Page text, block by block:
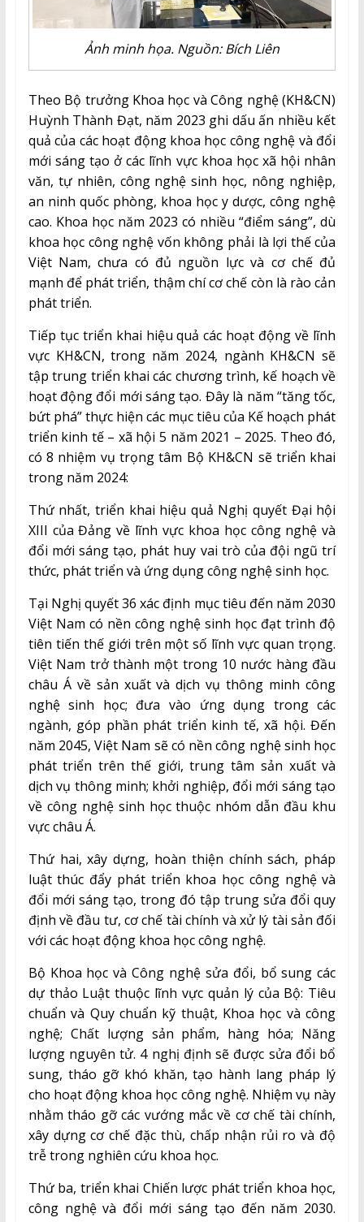
Ảnh minh họa. Nguồn: Bích Liên
Theo Bộ trưởng Khoa học và Công nghệ (KH&CN)
Huỳnh Thành Đạt, năm 2023 ghi dấu ấn nhiều kết
quả của các hoạt động khoa học công nghệ và đổi
mới sáng tạo ở các lĩnh vực khoa học xã hội nhân
văn, tự nhiên, công nghệ sinh học, nông nghiệp,
an ninh quốc phòng, khoa học y dược, công nghệ
cao. Khoa học năm 2023 có nhiều “điểm sáng”, dù
khoa học công nghệ vốn không phải là lợi thế của
Việt Nam, chưa có đủ nguồn lực và cơ chế đủ
mạnh để phát triển, thậm chí cơ chế còn là rào cản
phát triển.
Tiếp tục triển khai hiệu quả các hoạt động về lĩnh
vực KH&CN, trong năm 2024, ngành KH&CN sẽ
tập trung triển khai các chương trình, kế hoạch về
hoạt động đổi mới sáng tạo. Đây là năm “tăng tốc,
bứt phá” thực hiện các mục tiêu của Kế hoạch phát
triển kinh tế – xã hội 5 năm 2021 – 2025. Theo đó,
có 8 nhiệm vụ trọng tâm Bộ KH&CN sẽ triển khai
trong năm 2024:
Thứ nhất, triển khai hiệu quả Nghị quyết Đại hội
XIII của Đảng về lĩnh vực khoa học công nghệ và
đổi mới sáng tạo, phát huy vai trò của đội ngũ trí
thức, phát triển và ứng dụng công nghệ sinh học.
Tại Nghị quyết 36 xác định mục tiêu đến năm 2030
Việt Nam có nền công nghệ sinh học đạt trình độ
tiên tiến thế giới trên một số lĩnh vực quan trọng.
Việt Nam trở thành một trong 10 nước hàng đầu
châu Á về sản xuất và dịch vụ thông minh công
nghệ sinh học; đưa vào ứng dụng trong các
ngành, góp phần phát triển kinh tế, xã hội. Đến
năm 2045, Việt Nam sẽ có nền công nghệ sinh học
phát triển trên thế giới, trung tâm sản xuất và
dịch vụ thông minh; khởi nghiệp, đổi mới sáng tạo
về công nghệ sinh học thuộc nhóm dẫn đầu khu
vực châu Á.
Thứ hai, xây dựng, hoàn thiện chính sách, pháp
luật thúc đẩy phát triển khoa học công nghệ và
đổi mới sáng tạo, trong đó tập trung sửa đổi quy
định về đầu tư, cơ chế tài chính và xử lý tài sản đối
với các hoạt động khoa học công nghệ.
Bộ Khoa học và Công nghệ sửa đổi, bổ sung các
dự thảo Luật thuộc lĩnh vực quản lý của Bộ: Tiêu
chuẩn và Quy chuẩn kỹ thuật, Khoa học và công
nghệ; Chất lượng sản phẩm, hàng hóa; Năng
lượng nguyên tử. 4 nghị định sẽ được sửa đổi bổ
sung, tháo gỡ khó khăn, tạo hành lang pháp lý
cho hoạt động khoa học công nghệ. Nhiệm vụ này
nhằm tháo gỡ các vướng mắc về cơ chế tài chính,
xây dựng cơ chế đặc thù, chấp nhận rủi ro và độ
trễ trong nghiên cứu khoa học.
Thứ ba, triển khai Chiến lược phát triển khoa học,
công nghệ và đổi mới sáng tạo đến năm 2030.